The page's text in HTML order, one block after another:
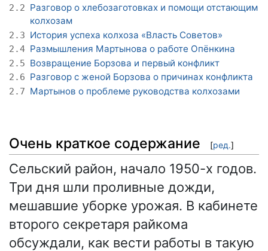
2.2 Разговор о хлебозаготовках и помощи отстающим
колхозам
2.3 История успеха колхоза «Власть Советов»
2.4 Размышления Мартынова о работе Опёнкина
2.5 Возвращение Борзова и первый конфликт
2.6 Разговор с женой Борзова о причинах конфликта
2.7 Мартынов о проблеме руководства колхозами
Очень краткое содержание [ред.]
Сельский район, начало 1950-х годов.
Три дня шли проливные дожди,
мешавшие уборке урожая. В кабинете
второго секретаря райкома
обсуждали, как вести работы в такую